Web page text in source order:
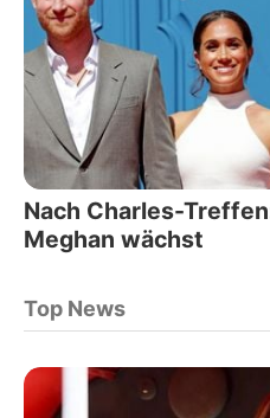
Nach Charles-
Meghan wächst
Top News